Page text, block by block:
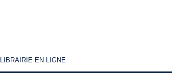
LIBRAIRIE
LIBRAIRIE EN LIGNE